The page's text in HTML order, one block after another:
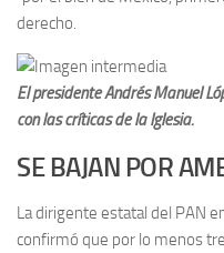
derecho.
El presidente Andrés Manuel
con las críticas de la Iglesia.
SE BAJAN POR
La dirigente estatal del PAN
confirmó que por lo menos